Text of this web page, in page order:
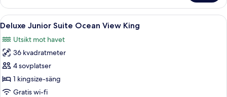
Suite
King
Beachfront
Öppna
alla
foton
för
Deluxe
Junior
Suite
Ett hotellrum med en säng, en
3
Deluxe Junior Suite Ocean View King
Utsikt mot havet
36 kvadratmeter
4 sovplatser
1 kingsize-säng
Gratis wi-fi